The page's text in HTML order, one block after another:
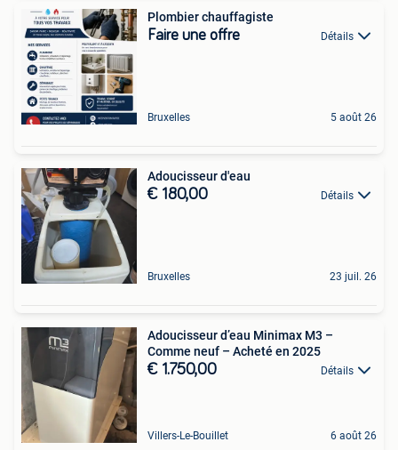
Plombier chauffagiste
Faire une offre Détails
Bruxelles 5 août 26
Adoucisseur d'eau
€ 180,00 Détails
Bruxelles 23 juil. 26
Adoucisseur d’eau Minimax M3 –
Comme neuf – Acheté en 2025
€ 1.750,00 Détails
Villers-Le-Bouillet 6 août 26